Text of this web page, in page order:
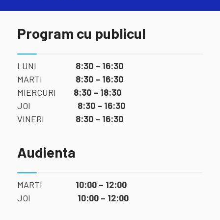
Program cu publicul
LUNI 8:30 – 16:30
MARTI 8:30 – 16:30
MIERCURI 8:30 – 18:30
JOI 8:30 – 16:30
VINERI 8:30 – 16:30
Audienta
MARTI 10:00 – 12:00
JOI 10:00 – 12:00